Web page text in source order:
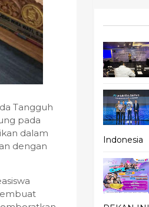
Tangguh
pada
dalam
dengan
Indonesia